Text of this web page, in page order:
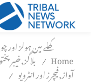
کھلے مین ہولز
Home
/
آواز,فیچرز اور انٹرویو /